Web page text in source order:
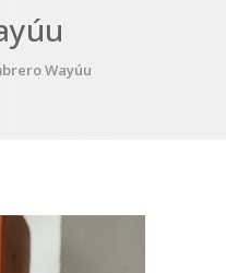
Wayúu